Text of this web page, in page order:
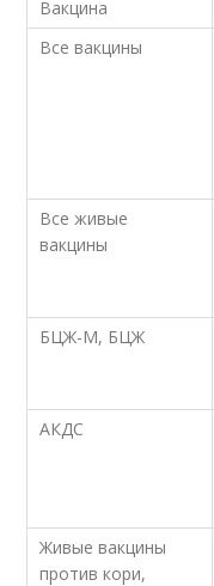
Вакцина
Все вакцины
Все живые
вакцины
БЦЖ-М, БЦЖ
АКДС
Живые вакцины
против кори,